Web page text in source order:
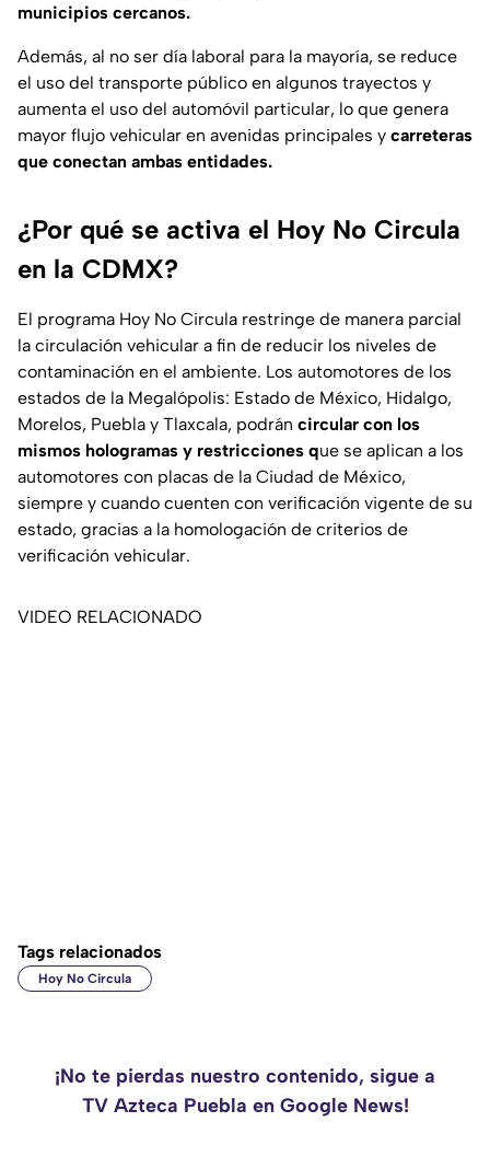
municipios cercanos.
Además, al no ser día laboral para la mayoría, se reduce
el uso del transporte público en algunos trayectos y
aumenta el uso del automóvil particular, lo que genera
mayor flujo vehicular en avenidas principales y carreteras
que conectan ambas entidades.
¿Por qué se activa el Hoy No Circula
en la CDMX?
El programa Hoy No Circula restringe de manera parcial
la circulación vehicular a fin de reducir los niveles de
contaminación en el ambiente. Los automotores de los
estados de la Megalópolis: Estado de México, Hidalgo,
Morelos, Puebla y Tlaxcala, podrán circular con los
mismos hologramas y restricciones que se aplican a los
automotores con placas de la Ciudad de México,
siempre y cuando cuenten con verificación vigente de su
estado, gracias a la homologación de criterios de
verificación vehicular.
VIDEO RELACIONADO
Tags relacionados
Hoy No Circula
¡No te pierdas nuestro contenido, sigue a
TV Azteca Puebla en Google News!